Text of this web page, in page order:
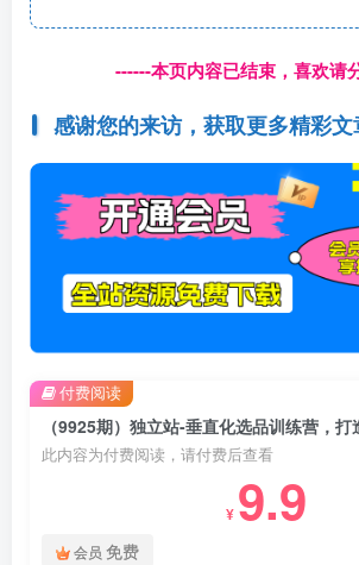
------本页内容已结束，喜欢请
感谢您的来访，获取更多精彩文
此内容为付费阅读，请付费后查看
¥ 9.9
会员 免费
付费阅读